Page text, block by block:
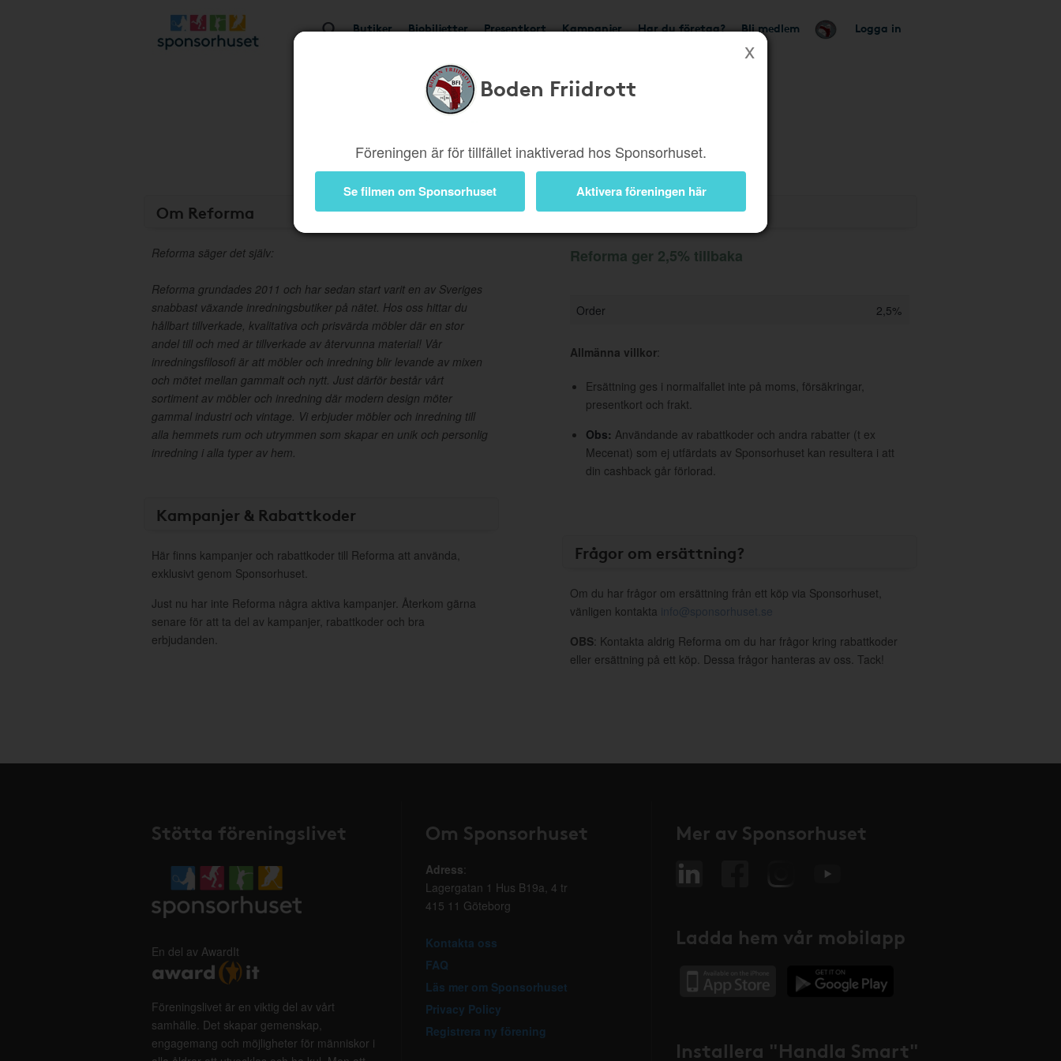
Butiker Biobiljetter Presentkort Kampanjer Har du företag? Bli medlem Logga in
Boden Friidrott
Föreningen är för tillfället inaktiverad hos Sponsorhuset.
Se filmen om Sponsorhuset Aktivera föreningen här
Om Reforma
Reforma säger det själv:
Reforma grundades 2011 och har sedan start varit en av Sveriges
snabbast växande inredningsbutiker på nätet. Hos oss hittar du
hållbart tillverkade, kvalitativa och prisvärda möbler där en stor
andel till och med är tillverkade av återvunna material! Vår
inredningsfilosofi är att möbler och inredning blir levande av mixen
och mötet mellan gammalt och nytt. Just därför består vårt
sortiment av möbler och inredning där modern design möter
gammal industri och vintage. Vi erbjuder möbler och inredning till
alla hemmets rum och utrymmen som skapar en unik och personlig
inredning i alla typer av hem.
Kampanjer & Rabattkoder
Här finns kampanjer och rabattkoder till Reforma att använda,
exklusivt genom Sponsorhuset.
Just nu har inte Reforma några aktiva kampanjer. Återkom gärna
senare för att ta del av kampanjer, rabattkoder och bra
erbjudanden.
Information
Reforma ger 2,5% tillbaka
Order 2,5%
Allmänna villkor:
Ersättning ges i normalfallet inte på moms, försäkringar,
presentkort och frakt.
Obs: Användande av rabattkoder och andra rabatter (t ex
Mecenat) som ej utfärdats av Sponsorhuset kan resultera i att
din cashback går förlorad.
Frågor om ersättning?
Om du har frågor om ersättning från ett köp via Sponsorhuset,
vänligen kontakta info@sponsorhuset.se
OBS: Kontakta aldrig Reforma om du har frågor kring rabattkoder
eller ersättning på ett köp. Dessa frågor hanteras av oss. Tack!
Stötta föreningslivet
En del av AwardIt
Föreningslivet är en viktig del av vårt
samhälle. Det skapar gemenskap,
engagemang och möjligheter för människor i
Om Sponsorhuset
Adress:
Lagergatan 1 Hus B19a, 4 tr
415 11 Göteborg
Kontakta oss
FAQ
Läs mer om Sponsorhuset
Privacy Policy
Registrera ny förening
Mer av Sponsorhuset
Ladda hem vår mobilapp
Installera "Handla Smart"